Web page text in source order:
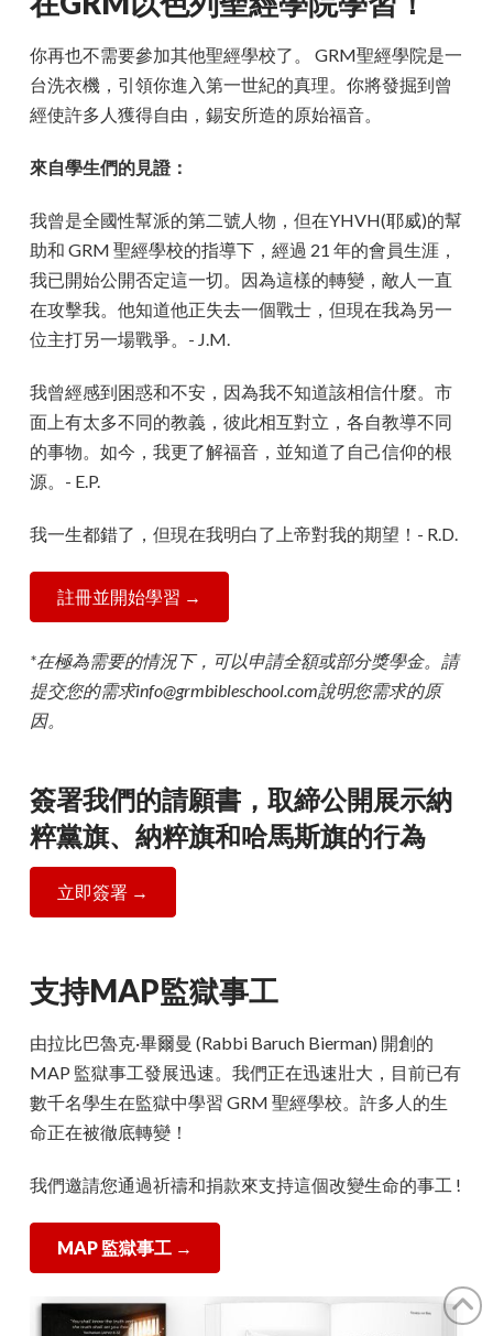
你再也不需要參加其他聖經學校了。 GRM聖經學院是一
台洗衣機，引領你進入第一世紀的真理。你將發掘到曾
經使許多人獲得自由，錫安所造的原始福音。
來自學生們的見證：
我曾是全國性幫派的第二號人物，但在YHVH(耶威)的幫
助和 GRM 聖經學校的指導下，經過 21 年的會員生涯，
我已開始公開否定這一切。因為這樣的轉變，敵人一直
在攻擊我。他知道他正失去一個戰士，但現在我為另一
位主打另一場戰爭。- J.M.
我曾經感到困惑和不安，因為我不知道該相信什麼。市
面上有太多不同的教義，彼此相互對立，各自教導不同
的事物。如今，我更了解福音，並知道了自己信仰的根
源。- E.P.
我一生都錯了，但現在我明白了上帝對我的期望！- R.D.
註冊並開始學習 →
*在極為需要的情況下，可以申請全額或部分獎學金。請
提交您的需求info@grmbibleschool.com說明您需求的原
因。
簽署我們的請願書，取締公開展示納
粹黨旗、納粹旗和哈馬斯旗的行為
立即簽署 →
支持MAP監獄事工
由拉比巴魯克·畢爾曼 (Rabbi Baruch Bierman) 開創的
MAP 監獄事工發展迅速。我們正在迅速壯大，目前已有
數千名學生在監獄中學習 GRM 聖經學校。許多人的生
命正在被徹底轉變！
我們邀請您通過祈禱和捐款來支持這個改變生命的事工 !
MAP 監獄事工 →